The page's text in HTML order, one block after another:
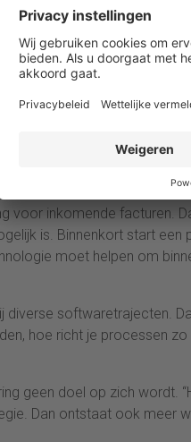
kijk je breder dan je
zelfvertrouwen. “Je weet
het management. Dat
de mensen uit
zijn afdeling, zowel in het
voor inkomende facturen.
is. Binnenkort start
moet helpen om
diverse softwaretrajecten.
hoe richt je processen
geen doel op zich wordt.
Dan ontstaat ook meer